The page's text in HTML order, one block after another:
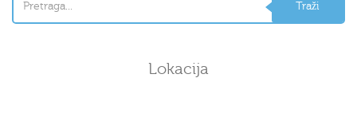
Lokacija